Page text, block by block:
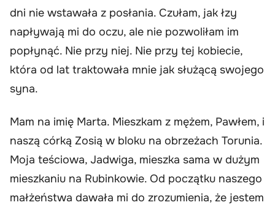
dni nie wstawała z posłania. Czułam, jak łzy
napływają mi do oczu, ale nie pozwoliłam im
popłynąć. Nie przy niej. Nie przy tej kobiecie,
która od lat traktowała mnie jak służącą swojego
syna.
Mam na imię Marta. Mieszkam z mężem, Pawłem, i
naszą córką Zosią w bloku na obrzeżach Torunia.
Moja teściowa, Jadwiga, mieszka sama w dużym
mieszkaniu na Rubinkowie. Od początku naszego
małżeństwa dawała mi do zrozumienia, że jestem